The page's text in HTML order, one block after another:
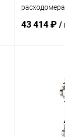
43 414 ₽ /
Купить в